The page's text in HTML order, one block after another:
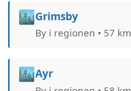
🏙️Grimsby
By i regionen • 57 km
🏙️Ayr